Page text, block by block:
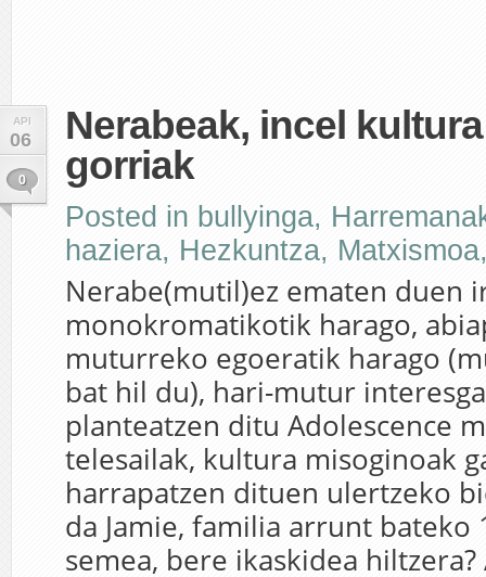
API
06
0
Nerabeak, incel
gorriak
Posted in bullyinga,
haziera, Hezkuntza, Matxismoa
Nerabe(mutil)ez ematen duen
monokromatikotik harago,
muturreko egoeratik harago
bat hil du), hari-mutur
planteatzen ditu Adolescence
telesailak, kultura misoginoak
harrapatzen dituen ulertzeko
da Jamie, familia arrunt bateko
semea, bere ikaskidea